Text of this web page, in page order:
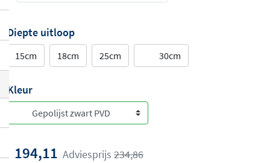
Diepte uitloop
15cm 18cm 25cm 30cm
Kleur
194,11 Adviesprijs 234,86